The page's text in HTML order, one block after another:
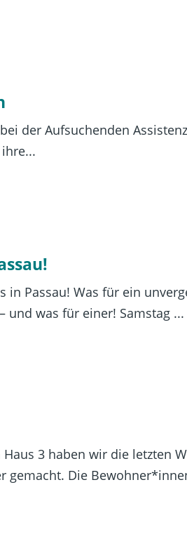
der Aufsuchenden
in Passau! Was für ein
und was für einer! Samstag ...
Haus 3 haben wir die letzten
gemacht. Die